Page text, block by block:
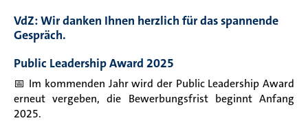
VdZ: Wir danken Ihnen herzlich für das spannende
Gespräch.
Public Leadership Award 2025
📅 Im kommenden Jahr wird der Public Leadership Award
erneut vergeben, die Bewerbungsfrist beginnt Anfang
2025.